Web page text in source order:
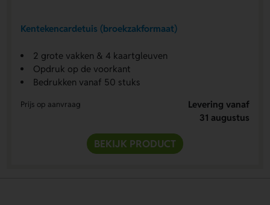
Kentekencardetuis (broekzakformaat)
2 grote vakken & 4 kaartgleuven
Opdruk op de voorkant
Bedrukken vanaf 50 stuks
Prijs op aanvraag
Levering vanaf
31 augustus
BEKIJK PRODUCT